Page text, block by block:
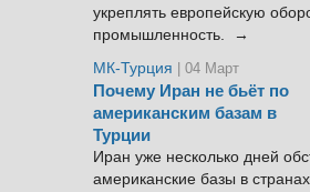
укреплять европейскую
промышленность. →
МК-Турция
| 04 Март
Почему Иран не бьёт по
американским базам в
Турции
Иран уже несколько дней
американские базы в странах